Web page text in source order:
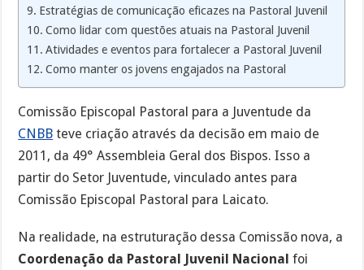
Estratégias de comunicação eficazes na Pastoral Juvenil
Como lidar com questões atuais na Pastoral Juvenil
Atividades e eventos para fortalecer a Pastoral Juvenil
Como manter os jovens engajados na Pastoral
Comissão Episcopal Pastoral para a Juventude da
CNBB teve criação através da decisão em maio de
2011, da 49° Assembleia Geral dos Bispos. Isso a
partir do Setor Juventude, vinculado antes para
Comissão Episcopal Pastoral para Laicato.
Na realidade, na estruturação dessa Comissão nova, a
Coordenação da Pastoral Juvenil Nacional foi